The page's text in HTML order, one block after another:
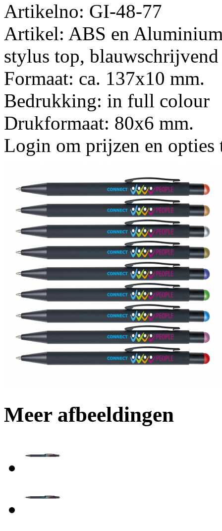
Artikelno: GI-48-77
Artikel: ABS en
stylus top, blauwschrijvend
Formaat: ca. 137x10 mm.
Bedrukking: in full colour
Drukformaat: 80x6 mm.
Login om prijzen en opties
Meer afbeeldingen